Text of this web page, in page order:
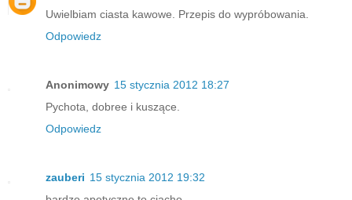
Uwielbiam ciasta kawowe. Przepis do wypróbowania.
Odpowiedz
Anonimowy 15 stycznia 2012 18:27
Pychota, dobree i kuszące.
Odpowiedz
zauberi 15 stycznia 2012 19:32